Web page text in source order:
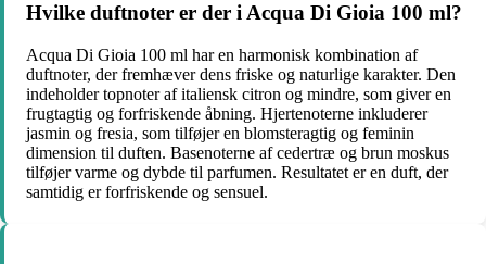
Hvilke duftnoter er der i Acqua Di Gioia 100 ml?
Acqua Di Gioia 100 ml har en harmonisk kombination af
duftnoter, der fremhæver dens friske og naturlige karakter. Den
indeholder topnoter af italiensk citron og mindre, som giver en
frugtagtig og forfriskende åbning. Hjertenoterne inkluderer
jasmin og fresia, som tilføjer en blomsteragtig og feminin
dimension til duften. Basenoterne af cedertræ og brun moskus
tilføjer varme og dybde til parfumen. Resultatet er en duft, der
samtidig er forfriskende og sensuel.